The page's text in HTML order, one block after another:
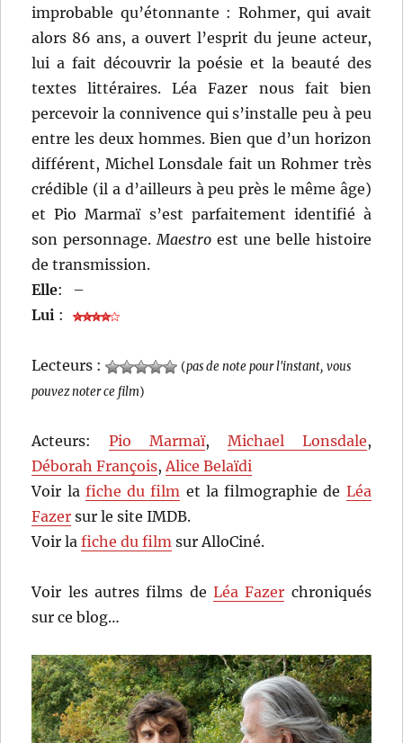
improbable qu’étonnante : Rohmer, qui avait
alors 86 ans, a ouvert l’esprit du jeune acteur,
lui a fait découvrir la poésie et la beauté des
textes littéraires. Léa Fazer nous fait bien
percevoir la connivence qui s’installe peu à peu
entre les deux hommes. Bien que d’un horizon
différent, Michel Lonsdale fait un Rohmer très
crédible (il a d’ailleurs à peu près le même âge)
et Pio Marmaï s’est parfaitement identifié à
son personnage. Maestro est une belle histoire
de transmission.
Elle:
–
Lui :
Lecteurs : (pas de note pour l'instant, vous
pouvez noter ce film)
Acteurs:Pio Marmaï, Michael Lonsdale,
Déborah François, Alice Belaïdi
Voir la fiche du film et la filmographie de Léa
Fazer sur le site IMDB.
Voir lafiche du film sur AlloCiné.
Voir les autres films deLéa Fazer chroniqués
sur ce blog…